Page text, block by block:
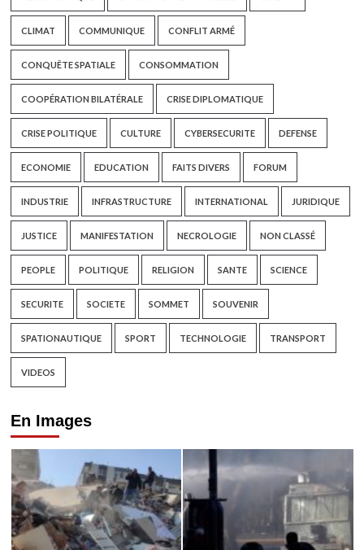
CLIMAT COMMUNIQUE CONFLIT ARMÉ
CONQUÊTE SPATIALE CONSOMMATION
COOPÉRATION BILATÉRALE CRISE DIPLOMATIQUE
CRISE POLITIQUE CULTURE CYBERSECURITE DEFENSE
ECONOMIE EDUCATION FAITS DIVERS FORUM
INDUSTRIE INFRASTRUCTURE INTERNATIONAL JURIDIQUE
JUSTICE MANIFESTATION NECROLOGIE NON CLASSÉ
PEOPLE POLITIQUE RELIGION SANTE SCIENCE
SECURITE SOCIETE SOMMET SOUVENIR
SPATIONAUTIQUE SPORT TECHNOLOGIE TRANSPORT
VIDEOS
En Images